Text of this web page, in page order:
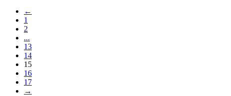
←
1
2
...
13
14
15
16
17
→